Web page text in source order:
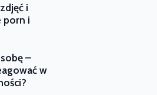
i
porn i
–
w